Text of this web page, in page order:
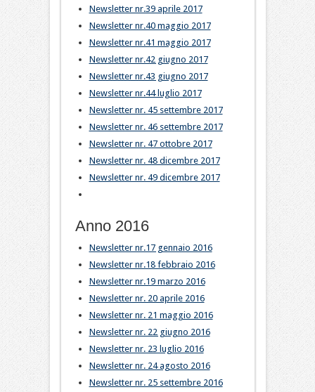
Newsletter nr.39 aprile 2017
Newsletter nr.40 maggio 2017
Newsletter nr.41 maggio 2017
Newsletter nr.42 giugno 2017
Newsletter nr.43 giugno 2017
Newsletter nr.44 luglio 2017
Newsletter nr. 45 settembre 2017
Newsletter nr. 46 settembre 2017
Newsletter nr. 47 ottobre 2017
Newsletter nr. 48 dicembre 2017
Newsletter nr. 49 dicembre 2017
Anno 2016
Newsletter nr.17 gennaio 2016
Newsletter nr.18 febbraio 2016
Newsletter nr.19 marzo 2016
Newsletter nr. 20 aprile 2016
Newsletter nr. 21 maggio 2016
Newsletter nr. 22 giugno 2016
Newsletter nr. 23 luglio 2016
Newsletter nr. 24 agosto 2016
Newsletter nr. 25 settembre 2016